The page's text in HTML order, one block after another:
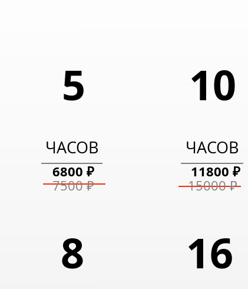
ЧАСОВ
5
4500 ₽
5000 ₽
ЧАСОВ
8
5900 ₽
8000 ₽
5
ЧАСОВ
6800 ₽
7500 ₽
8
10
ЧАСОВ
11800 ₽
15000 ₽
16